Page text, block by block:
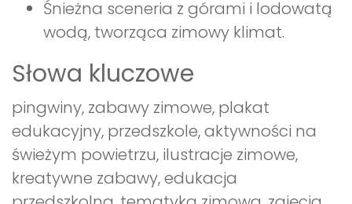
Śnieżna sceneria z górami i lodowatą
wodą, tworząca zimowy klimat.
Słowa kluczowe
pingwiny, zabawy zimowe, plakat
edukacyjny, przedszkole, aktywności na
świeżym powietrzu, ilustracje zimowe,
kreatywne zabawy, edukacja